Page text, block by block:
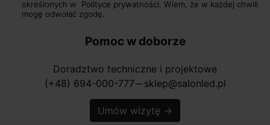
określonych w Polityce prywatności. Wiem, że w każdej chwili
mogę odwołać zgodę.
Pomoc w doborze
Doradztwo techniczne i projektowe
(+48) 694-000-777 horizontal_rule sklep@salonled.pl
Umów wizytę →